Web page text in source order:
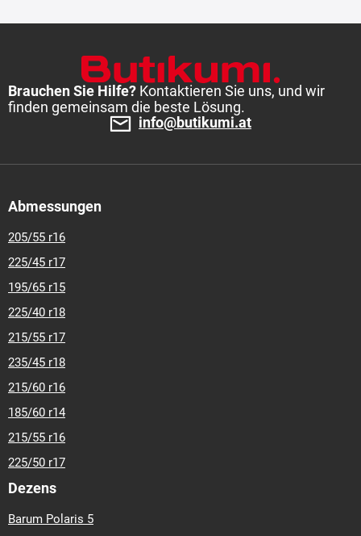
Brauchen Sie Hilfe? Kontaktieren Sie uns, und wir
finden gemeinsam die beste Lösung.
info@butikumi.at
Abmessungen
205/55 r16
225/45 r17
195/65 r15
225/40 r18
215/55 r17
235/45 r18
215/60 r16
185/60 r14
215/55 r16
225/50 r17
Dezens
Barum Polaris 5